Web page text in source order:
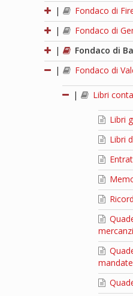
|
Fondaco di
|
Fondaco di
|
Fondaco di
|
Fondaco di
| Libri
Libri
Libri